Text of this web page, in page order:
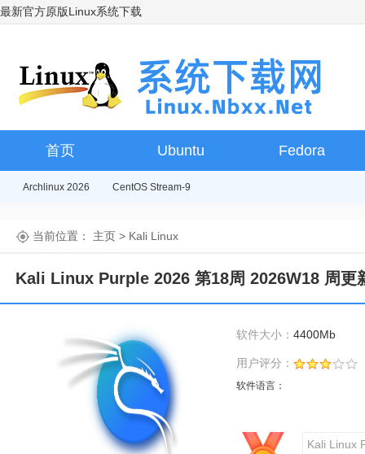
最新官方原版Linux系统下载
首页 Ubuntu Fedora
Archlinux 2026 CentOS Stream-9
当前位置： 主页 > Kali Linux
Kali Linux Purple 2026 第18周 2026W18 周更
软件大小： 4400Mb
用户评分：
软件语言：
Kali Linux